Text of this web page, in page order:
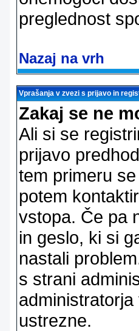
preglednost
Nazaj na vrh
Vprašanja v zvezi s prijavo in
Zakaj se ne
Ali si se
prijavo
tem primeru
potem
vstopa. Če pa
in geslo, ki si
nastali
s strani
ustrezne.